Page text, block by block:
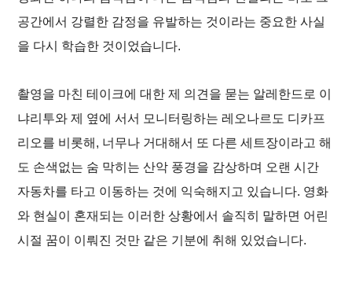
공간에서 강렬한 감정을 유발하는 것이라는 중요한 사실
을 다시 학습한 것이었습니다.
촬영을 마친 테이크에 대한 제 의견을 묻는 알레한드로 이
냐리투와 제 옆에 서서 모니터링하는 레오나르도 디카프
리오를 비롯해, 너무나 거대해서 또 다른 세트장이라고 해
도 손색없는 숨 막히는 산악 풍경을 감상하며 오랜 시간
자동차를 타고 이동하는 것에 익숙해지고 있습니다. 영화
와 현실이 혼재되는 이러한 상황에서 솔직히 말하면 어린
시절 꿈이 이뤄진 것만 같은 기분에 취해 있었습니다.